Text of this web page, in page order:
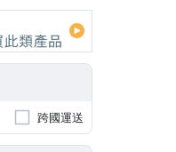
跨國運送